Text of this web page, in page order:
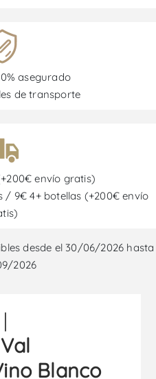
asegurado
de transporte
envío gratis)
/ 9€ 4+ botellas (+200€ envío
desde el 30/06/2026 hasta
2026
Blanco